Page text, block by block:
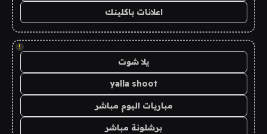
اعلانات باكلينك
!
يلا شوت
yalla shoot
مباريات اليوم مباشر
برشلونة مباشر